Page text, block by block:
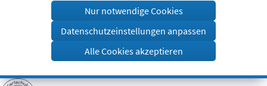
Visuelle
einem
Tab)
Nur notwendige Cookies
Datenschutzeinstellungen anpassen
Alle Cookies akzeptieren